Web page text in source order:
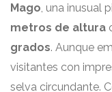
Mago, una inusual
metros de altura
grados. Aunque
visitantes con
selva circundante.